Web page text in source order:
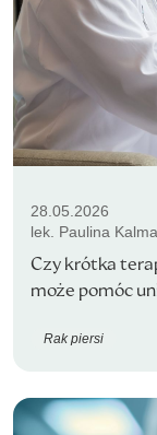
28.05.2026
lek. Paulina
Czy krótka
może pomóc
Rak piersi